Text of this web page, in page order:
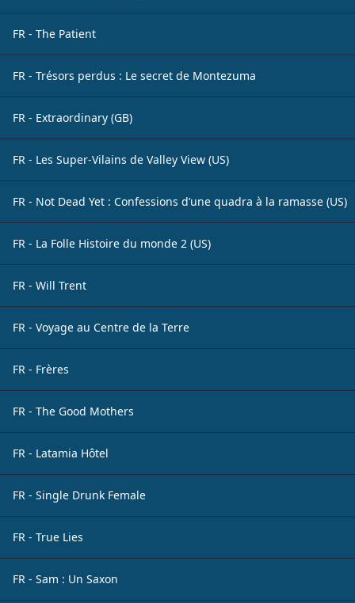
FR - The Patient
FR - Trésors perdus : Le secret de Montezuma
FR - Extraordinary (GB)
FR - Les Super-Vilains de Valley View (US)
FR - Not Dead Yet : Confessions d’une quadra à la ramasse (US)
FR - La Folle Histoire du monde 2 (US)
FR - Will Trent
FR - Voyage au Centre de la Terre
FR - Frères
FR - The Good Mothers
FR - Latamia Hôtel
FR - Single Drunk Female
FR - True Lies
FR - Sam : Un Saxon